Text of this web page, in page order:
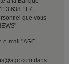
que vous
e-mail "AGC
dans